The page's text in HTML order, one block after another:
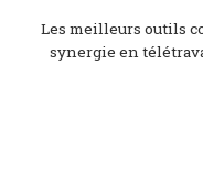
Les meilleurs outils
synergie en